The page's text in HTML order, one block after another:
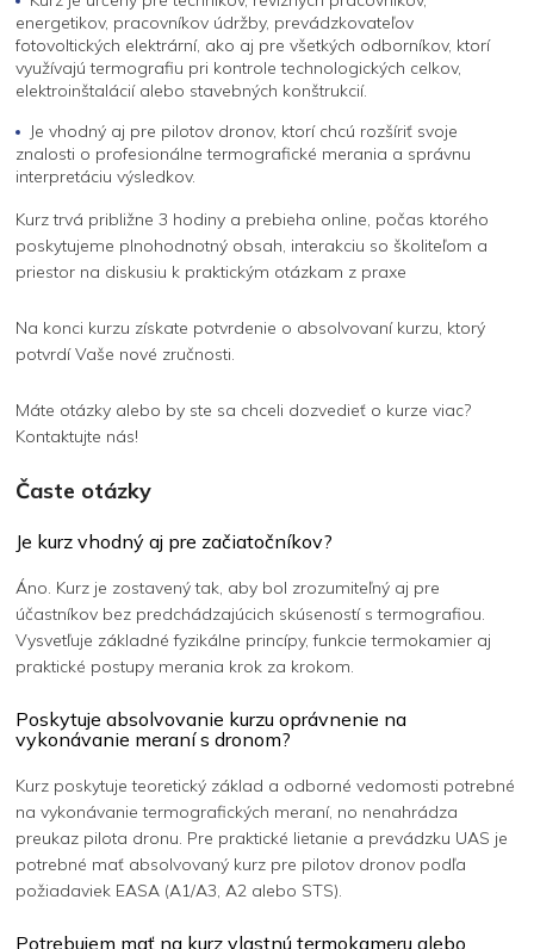
energetikov, pracovníkov údržby, prevádzkovateľov
fotovoltických elektrární, ako aj pre všetkých odborníkov, ktorí
využívajú termografiu pri kontrole technologických celkov,
elektroinštalácií alebo stavebných konštrukcií.
Je vhodný aj pre pilotov dronov, ktorí chcú rozšíriť svoje
znalosti o profesionálne termografické merania a správnu
interpretáciu výsledkov.
Kurz trvá približne 3 hodiny a prebieha online, počas ktorého
poskytujeme plnohodnotný obsah, interakciu so školiteľom a
priestor na diskusiu k praktickým otázkam z praxe
Na konci kurzu získate potvrdenie o absolvovaní kurzu, ktorý
potvrdí Vaše nové zručnosti.
Máte otázky alebo by ste sa chceli dozvedieť o kurze viac?
Kontaktujte nás!
Časte otázky
Je kurz vhodný aj pre začiatočníkov?
Áno. Kurz je zostavený tak, aby bol zrozumiteľný aj pre
účastníkov bez predchádzajúcich skúseností s termografiou.
Vysvetľuje základné fyzikálne princípy, funkcie termokamier aj
praktické postupy merania krok za krokom.
Poskytuje absolvovanie kurzu oprávnenie na
vykonávanie meraní s dronom?
Kurz poskytuje teoretický základ a odborné vedomosti potrebné
na vykonávanie termografických meraní, no nenahrádza
preukaz pilota dronu. Pre praktické lietanie a prevádzku UAS je
potrebné mať absolvovaný kurz pre pilotov dronov podľa
požiadaviek EASA (A1/A3, A2 alebo STS).
Potrebujem mať na kurz vlastnú termokameru alebo